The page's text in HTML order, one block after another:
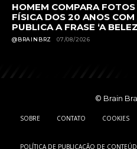
HOMEM COMPARA
FÍSICA DOS 20 ANOS
PUBLICA A FRASE ‘A
@BRAINBRZ 07/08/2026
© Brain
SOBRE CONTATO COOKIES
POLÍTICA DE PUBLICAÇÃO DE